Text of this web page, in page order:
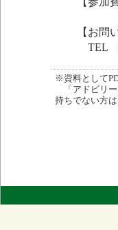
【お問
TEL
※資料として
「アドビリー
持ちでない方